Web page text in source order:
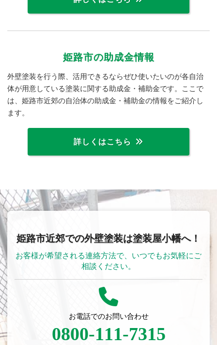
姫路市の助成金情報
外壁塗装を行う際、活用できるならぜひ使いたいのが各自治
体が用意している塗装に関する助成金・補助金です。ここで
は、姫路市近郊の自治体の助成金・補助金の情報をご紹介し
ます。
詳しくはこちら
姫路市近郊での外壁塗装は塗装屋小幡へ！
お客様が希望される連絡方法で、いつでもお気軽にご
相談ください。
お電話でのお問い合わせ
0800-111-7315